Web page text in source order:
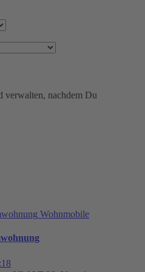
verwalten, nachdem Du
Wohnmobile